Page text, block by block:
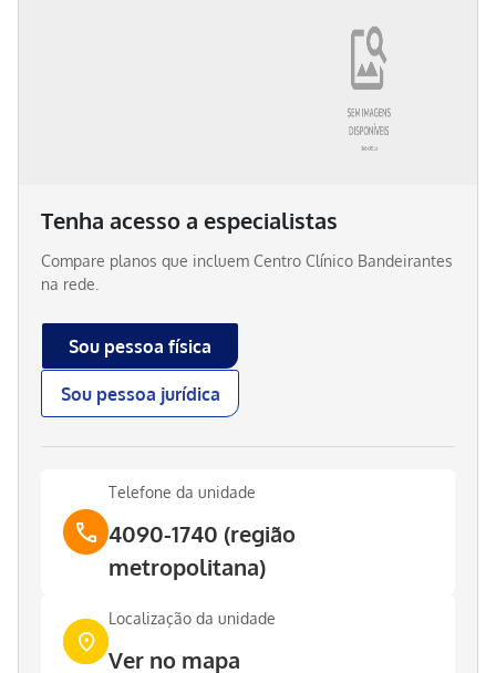
Tenha acesso a especialistas
Compare planos que incluem Centro Clínico Bandeirantes
na rede.
Sou pessoa física
Sou pessoa jurídica
Telefone da unidade
4090-1740 (região
metropolitana)
Localização da unidade
Ver no mapa